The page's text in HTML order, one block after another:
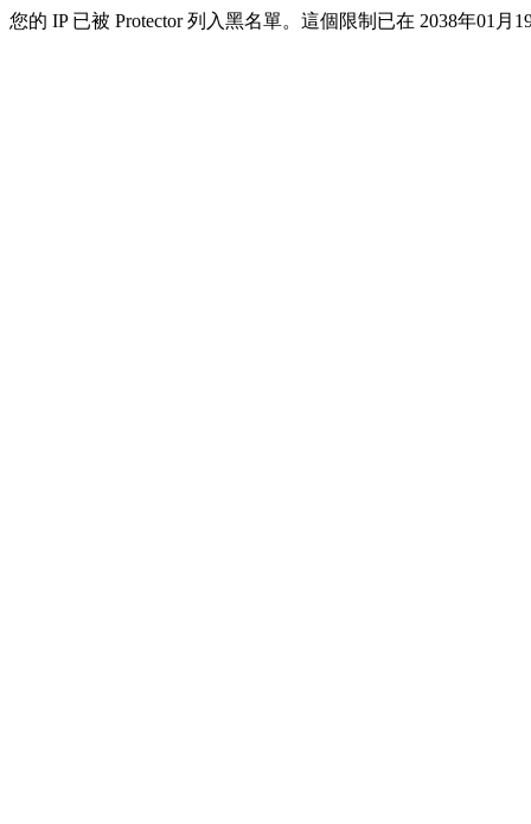
您的 IP 已被 Protector 列入黑名單。這個限制已在 2038年01月